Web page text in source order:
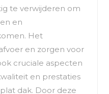
te verwijderen om
en
Het
en zorgen voor
cruciale aspecten
en prestaties
dak. Door deze